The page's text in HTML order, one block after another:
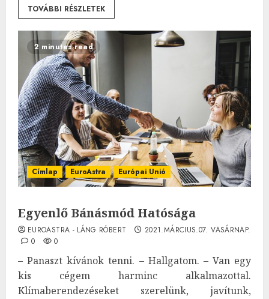
TOVÁBBI RÉSZLETEK
2 minutes read
Címlap EuroAstra Európai Unió
Egyenlő Bánásmód Hatósága
EUROASTRA - LÁNG RÓBERT
2021.MÁRCIUS.07. VASÁRNAP.
0
0
– Panaszt kívánok tenni. – Hallgatom. – Van egy
kis cégem harminc alkalmazottal.
Klímaberendezéseket szerelünk, javítunk,